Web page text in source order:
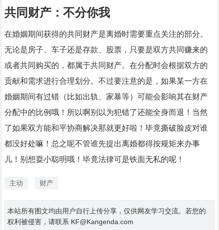
共同财产：不分你我
在婚姻期间获得的共同财产是离婚时需要重点关注的部分。
无论是房子、车子还是存款、股票，只要是双方共同赚来的
或者共同购买的，都属于共同财产。在分配时会根据双方的
贡献和需求进行合理划分。不过要注意的是，如果某一方在
婚姻期间有过错（比如出轨、家暴等）可能会影响其在财产
分配中的比例哦！所以啊别以为犯错了还能全身而退！当然
了如果双方能和平协商解决那就更好啦！毕竟撕破脸皮对谁
都没好处嘛！总之呢不管谁先提出离婚都得按规矩来办事
儿！别想耍小聪明哦！毕竟法律可是铁面无私的呢！
主动 财产
本站所有图文均由用户自行上传分享，仅供网友学习交流。若您的
权利被侵害，请联系 KF@Kangenda.com